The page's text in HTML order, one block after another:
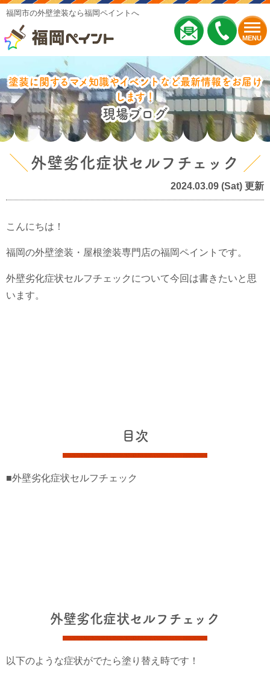
MENU
福岡市の外壁塗装なら福岡ペイントへ
塗装に関するマメ知識やイベントなど最新情報をお届け
します！
現場ブログ
外壁劣化症状セルフチェック
2024.03.09 (Sat) 更新
こんにちは！
福岡の外壁塗装・屋根塗装専門店の福岡ペイントです。
外壁劣化症状セルフチェックについて今回は書きたいと思
います。
目次
■外壁劣化症状セルフチェック
外壁劣化症状セルフチェック
以下のような症状がでたら塗り替え時です！